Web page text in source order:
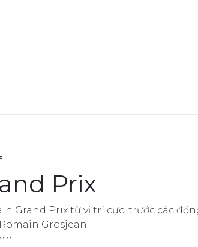
Prix
Grand Prix từ vị trí cực, trước các
Grosjean.